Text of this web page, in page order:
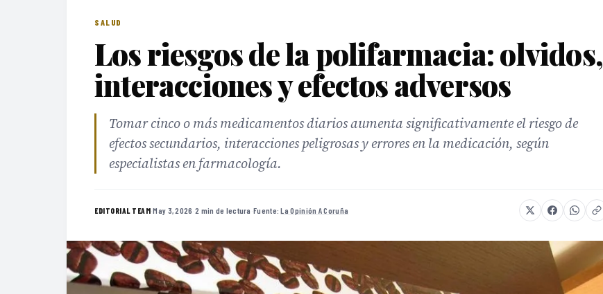
SALUD
Los riesgos de la polifarmacia: olvidos,
interacciones y efectos adversos
Tomar cinco o más medicamentos diarios aumenta significativamente el riesgo de
efectos secundarios, interacciones peligrosas y errores en la medicación, según
especialistas en farmacología.
EDITORIAL TEAM·May 3, 2026 ·2 min de lectura ·Fuente:La Opinión A Coruña